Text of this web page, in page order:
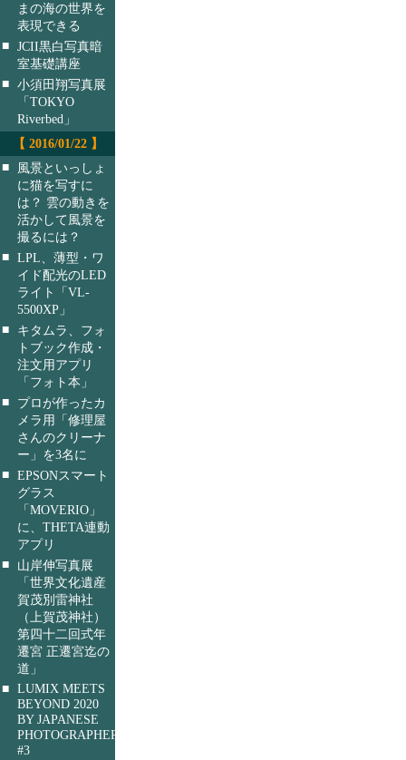
まの海の世界を
表現できる
■ JCII黒白写真暗
室基礎講座
■ 小須田翔写真展
「TOKYO
Riverbed」
【 2016/01/22 】
■
風景といっしょ
に猫を写すに
は？ 雲の動きを
活かして風景を
撮るには？
■ LPL、薄型・ワ
イド配光のLED
ライト「VL-
5500XP」
■
キタムラ、フォ
トブック作成・
注文用アプリ
「フォト本」
■
プロが作ったカ
メラ用「修理屋
さんのクリーナ
ー」を3名に
■ EPSONスマート
グラス
「MOVERIO」
に、THETA連動
アプリ
■
山岸伸写真展
「世界文化遺産
賀茂別雷神社
（上賀茂神社）
第四十二回式年
遷宮 正遷宮迄の
道」
■ LUMIX MEETS
BEYOND 2020
BY JAPANESE
PHOTOGRAPHERS
#3